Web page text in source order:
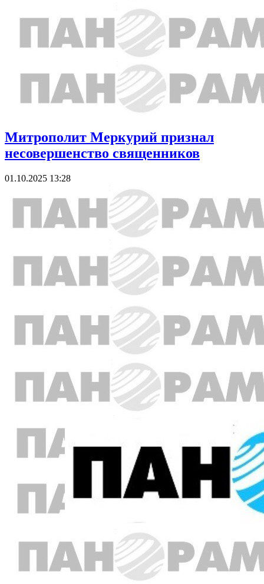
Митрополит Меркурий признал
несовершенство священников
01.10.2025 13:28